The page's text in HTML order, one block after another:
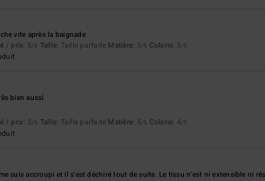
vite après la baignade
/ prix: 5/5 Taille: Taille parfaite Matière: 5/5 Coloris: 5/5
bien aussi
/ prix: 3/5 Taille: Taille parfaite Matière: 5/5 Coloris: 4/5
suis accroupi et il s'est déchiré tout de suite. Le tissu n'est ni extensible ni